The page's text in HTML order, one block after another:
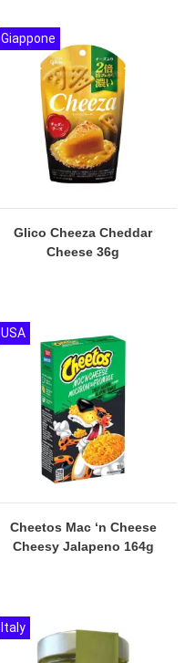
Glico Cheeza Cheddar
Cheese 36g
Giappone
Cheetos Mac ‘n Cheese
Cheesy Jalapeno 164g
USA
Italy